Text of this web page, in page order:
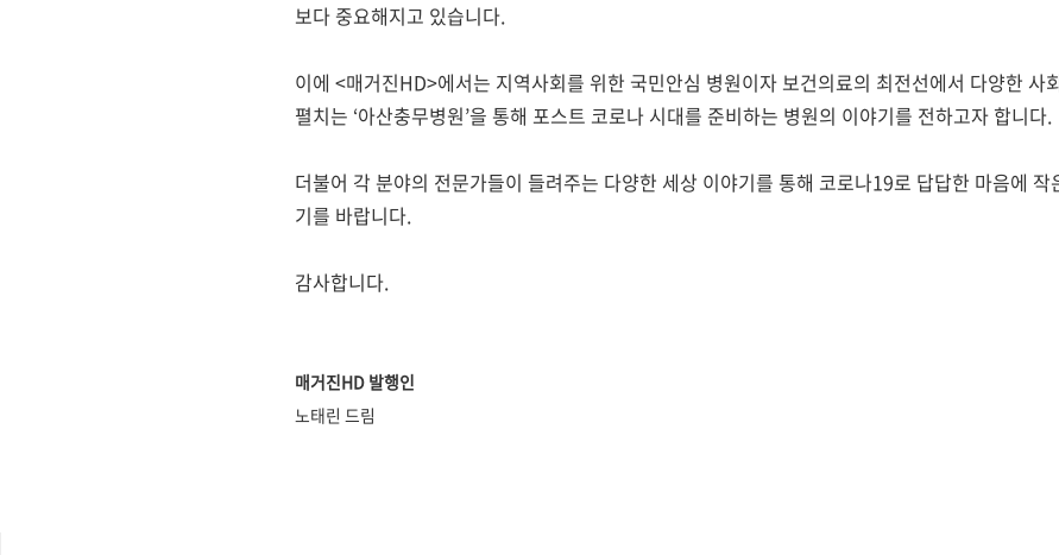
보다 중요해지고 있습니다.
이에 <매거진HD>에서는 지역사회를 위한 국민안심 병원이자 보건의료의 최전선에서 다양한 사
펼치는 ‘아산충무병원’을 통해 포스트 코로나 시대를 준비하는 병원의 이야기를 전하고자 합니다.
더불어 각 분야의 전문가들이 들려주는 다양한 세상 이야기를 통해 코로나19로 답답한 마음에 작
기를 바랍니다.
감사합니다.
매거진HD 발행인
노태린 드림